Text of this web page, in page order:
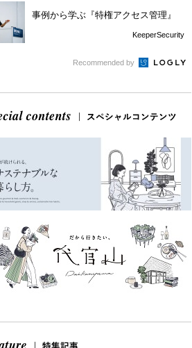
事例から学ぶ『特権アクセス管理』
KeeperSecurity
Recommended by